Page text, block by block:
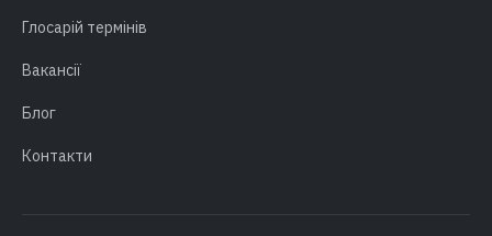
Глосарій термінів
Вакансії
Блог
Контакти